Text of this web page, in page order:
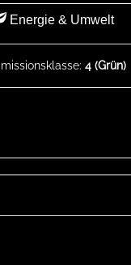
Energie & Umwelt
4 (Grün)